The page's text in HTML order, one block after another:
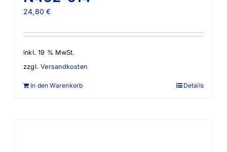
24,80€
inkl. 19 % MwSt.
zzgl.Versandkosten
In den Warenkorb Details